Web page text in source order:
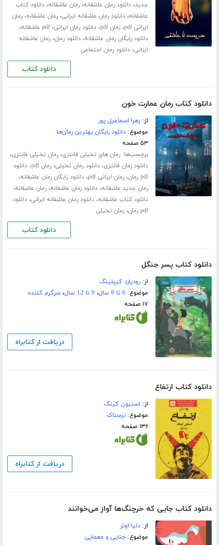
جدید،دانلود رمان عاشقانه،رمان عاشقانه،دانلود کتاب
عاشقانه،دانلود رمان عاشقانه ایرانی،رمان عاشقانه،رمان
ایرانی pdf
،رمان pdf ،دانلود رمان ایرانی،pdf عاشقانه ،
دانلود رایگان رمان عاشقانه،دانلود رمان،رمان عاشقانه
ایرانی،دانلود رمان اجتماعی
دانلود کتاب
دانلود کتاب رمان عمارت خون
از:زهرا اسماعیل پور
موضوع:دانلود رایگان بهترین رمان‌ها
۵۳ صفحه
برچسب‌ها:رمان های تخیلی فانتزی،رمان تخیلی فانتزی،
دانلود رمان فانتزی،دانلود رمان تخیلی،رمان pdf ،دانلود
pdf رمان
،رمان ایرانی pdf ،دانلود رایگان رمان عاشقانه،
رمان جدید عاشقانه،دانلود رمان عاشقانه،رمان عاشقانه،
دانلود کتاب عاشقانه،دانلود رمان عاشقانه ایرانی،دانلود
pdf رمان
،رمان تخیلی
دانلود کتاب
دانلود کتاب پسر جنگل
از:رودیارد کیپلینگ
موضوع: 6 تا 8 سال ، 9 تا 12 سال ،سرگرم کننده
۱۷ صفحه
دریافت از کتابراه
دانلود کتاب ارتفاع
از: استیون کینگ
موضوع:ترسناک
۱۳۶ صفحه
دریافت از کتابراه
دانلود کتاب جایی که خرچنگ‌ها آواز می‌خوانند
از:دلیا اونز
موضوع:جنایی و معمایی